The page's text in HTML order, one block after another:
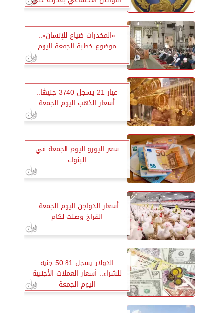
العلاج الروحاني
«المخدرات ضياع للإنسان»..
موضوع خطبة الجمعة اليوم
عيار 21 يسجل 3740 جنيهًا..
أسعار الذهب اليوم الجمعة
سعر اليورو اليوم الجمعة في
البنوك
أسعار الدواجن اليوم الجمعة..
الفراخ وصلت لكام
الدولار يسجل 50.81 جنيه
للشراء.. أسعار العملات الأجنبية
اليوم الجمعة